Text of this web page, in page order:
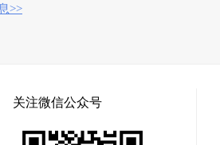
>>
关注微信公众号